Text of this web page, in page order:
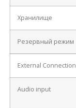
Хранилище
Резервный режим
External Connection
Audio input